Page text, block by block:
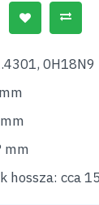
0H18N9
mm
hossza: cca